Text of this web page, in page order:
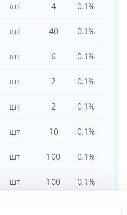
шт 4 0.1%
шт 40 0.1%
шт 6 0.1%
шт 2 0.1%
шт 2 0.1%
шт 10 0.1%
шт 100 0.1%
шт 100 0.1%